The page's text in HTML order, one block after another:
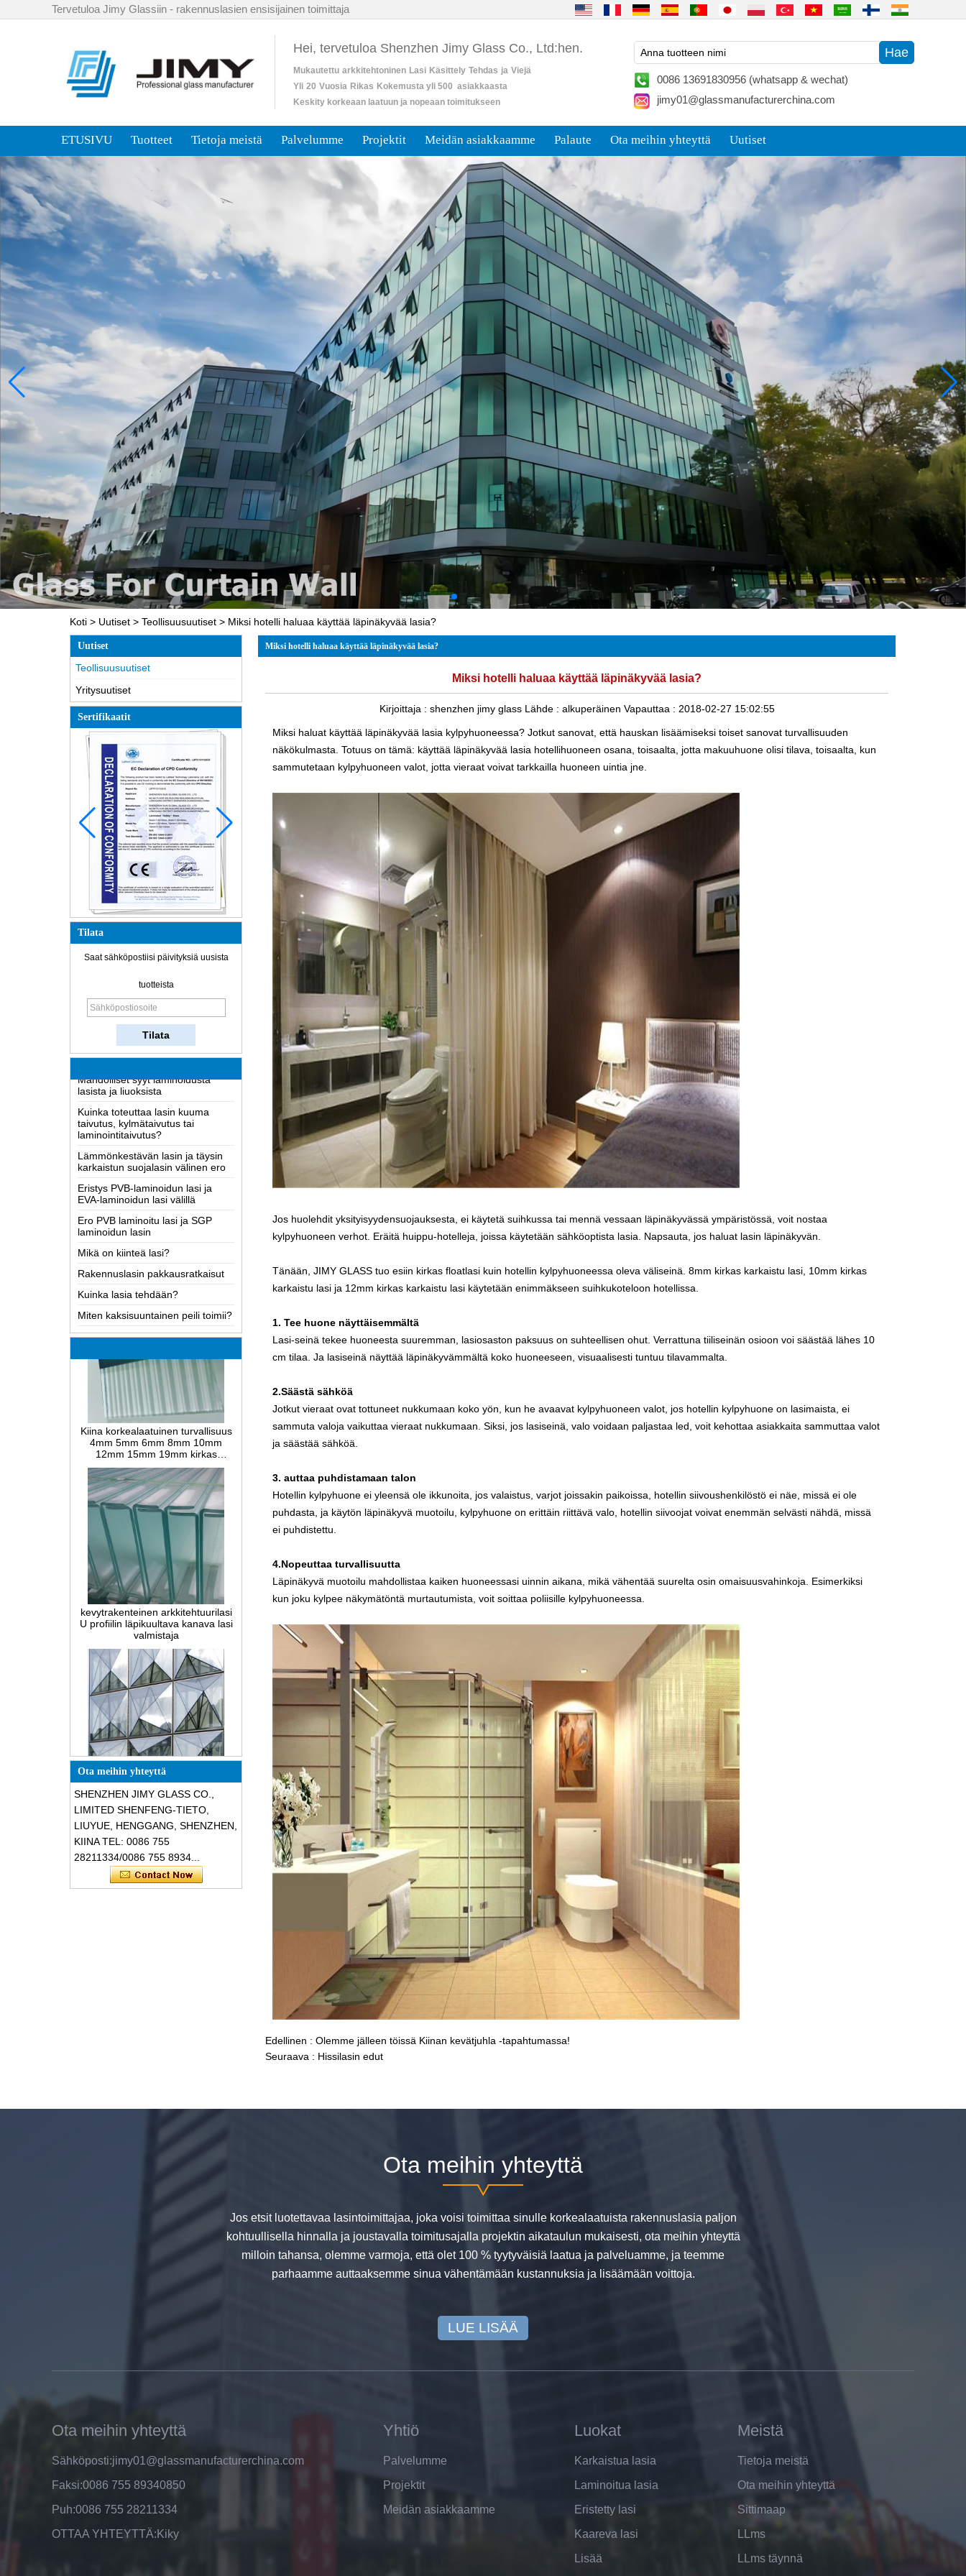
Tervetuloa Jimy Glassiin - rakennuslasien ensisijainen toimittaja
Hei, tervetuloa Shenzhen Jimy Glass Co., Ltd:hen.
Mukautettu arkkitehtoninen Lasi Käsittely Tehdas ja Viejä
Yli 20 Vuosia Rikas Kokemusta yli 500 asiakkaasta
Keskity korkeaan laatuun ja nopeaan toimitukseen
0086 13691830956 (whatsapp & wechat)
jimy01@glassmanufacturerchina.com
ETUSIVU Tuotteet Tietoja meistä Palvelumme Projektit Meidän asiakkaamme Palaute Ota meihin yhteyttä Uutiset
Koti > Uutiset > Teollisuusuutiset > Miksi hotelli haluaa käyttää läpinäkyvää lasia?
Uutiset
Teollisuusuutiset
Yritysuutiset
Sertifikaatit
Tilata
Saat sähköpostiisi päivityksiä uusista
tuotteista
Kuinka lasia tehdään?
Miten kaksisuuntainen peili toimii?
Kattavin Tietoa LOW-E lasi
Mahdolliset syyt laminoidusta
Kuinka toteuttaa lasin kuuma
taivutus, kylmätaivutus tai
laminointitaivutus?
Lämmönkestävän lasin ja täysin
karkaistun suojalasin välinen ero
Eristys PVB-laminoidun lasi ja
EVA-laminoidun lasi välillä
Ero PVB laminoitu lasi ja SGP
laminoidun lasin
Mikä on kiinteä lasi?
Rakennuslasin pakkausratkaisut
Kuinka lasia tehdään?
Miten kaksisuuntainen peili toimii?
Kattavin Tietoa LOW-E lasi
Mahdolliset syyt laminoidusta
Kuinka toteuttaa lasin kuuma
taivutus, kylmätaivutus tai
laminointitaivutus?
Lämmönkestävän lasin ja täysin
karkaistun suojalasin välinen ero
Eristys PVB-laminoidun lasi ja
EVA-laminoidun lasi välillä
Ero PVB laminoitu lasi ja SGP
laminoidun lasin
Mikä on kiinteä lasi?
Rakennuslasin pakkausratkaisut
Kiina korkealaatuinen turvallisuus
4mm 5mm 6mm 8mm 10mm
12mm 15mm 19mm kirkas
karkaistu reeded viilutettu la-wave
kylkilasin valmistajat
kevytrakenteinen arkkitehtuurilasi
U profiilin läpikuultava kanava lasi
valmistaja
Erikoisrakenteiset
kolmionmuotoiset rakenteelliset
äänieristykset särkymätön lasi-
julkisivut
Kiina 88.4 värillinen laminoitua
karkaistua valmistajat, 17.52mm
Top tehtaan Tukkuhintojen 6mm
selkeä Float lasi valmistajan
Ota meihin yhteyttä
SHENZHEN JIMY GLASS CO.,
LIMITED SHENFENG-TIETO,
LIUYUE, HENGGANG, SHENZHEN,
KIINA TEL: 0086 755
28211334/0086 755 8934...
Miksi hotelli haluaa käyttää läpinäkyvää lasia?
Miksi hotelli haluaa käyttää läpinäkyvää lasia?
Kirjoittaja : shenzhen jimy glass Lähde : alkuperäinen Vapauttaa : 2018-02-27 15:02:55
Miksi haluat käyttää läpinäkyvää lasia kylpyhuoneessa? Jotkut sanovat, että hauskan lisäämiseksi toiset sanovat turvallisuuden
näkökulmasta. Totuus on tämä: käyttää läpinäkyvää lasia hotellihuoneen osana, toisaalta, jotta makuuhuone olisi tilava, toisaalta, kun
sammutetaan kylpyhuoneen valot, jotta vieraat voivat tarkkailla huoneen uintia jne.
Jos huolehdit yksityisyydensuojauksesta, ei käytetä suihkussa tai mennä vessaan läpinäkyvässä ympäristössä, voit nostaa
kylpyhuoneen verhot. Eräitä huippu-hotelleja, joissa käytetään sähköoptista lasia. Napsauta, jos haluat lasin läpinäkyvän.
Tänään, JIMY GLASS tuo esiin kirkas floatlasi kuin hotellin kylpyhuoneessa oleva väliseinä. 8mm kirkas karkaistu lasi 10mm kirkas
karkaistu lasi ja 12mm kirkas karkaistu lasi käytetään enimmäkseen suihkukoteloon hotellissa.
1. Tee huone näyttäisemmältä
Lasi-seinä tekee huoneesta suuremman, lasiosaston paksuus on suhteellisen ohut. Verrattuna tiiliseinän osioon voi säästää lähes 10
cm tilaa. Ja lasiseinä näyttää läpinäkyvämmältä koko huoneeseen, visuaalisesti tuntuu tilavammalta.
2.Säästä sähköä
Jotkut vieraat ovat tottuneet nukkumaan koko yön, kun he avaavat kylpyhuoneen valot, jos hotellin kylpyhuone on lasimaista, ei
sammuta valoja vaikuttaa vieraat nukkumaan. Siksi, jos lasiseinä, valo voidaan paljastaa led, voit kehottaa asiakkaita sammuttaa valot
ja säästää sähköä.
3. auttaa puhdistamaan talon
Hotellin kylpyhuone ei yleensä ole ikkunoita, jos valaistus, varjot joissakin paikoissa, hotellin siivoushenkilöstö ei näe, missä ei ole
puhdasta, ja käytön läpinäkyvä muotoilu, kylpyhuone on erittäin riittävä valo, hotellin siivoojat voivat enemmän selvästi nähdä, missä
ei puhdistettu.
4.Nopeuttaa turvallisuutta
Läpinäkyvä muotoilu mahdollistaa kaiken huoneessasi uinnin aikana, mikä vähentää suurelta osin omaisuusvahinkoja. Esimerkiksi
kun joku kylpee näkymätöntä murtautumista, voit soittaa poliisille kylpyhuoneessa.
Edellinen : Olemme jälleen töissä Kiinan kevätjuhla -tapahtumassa!
Seuraava : Hissilasin edut
Ota meihin yhteyttä
Jos etsit luotettavaa lasintoimittajaa, joka voisi toimittaa sinulle korkealaatuista rakennuslasia paljon
kohtuullisella hinnalla ja joustavalla toimitusajalla projektin aikataulun mukaisesti, ota meihin yhteyttä
milloin tahansa, olemme varmoja, että olet 100 % tyytyväisiä laatua ja palveluamme, ja teemme
parhaamme auttaaksemme sinua vähentämään kustannuksia ja lisäämään voittoja.
LUE LISÄÄ
Ota meihin yhteyttä
Sähköposti:jimy01@glassmanufacturerchina.com
Faksi:0086 755 89340850
Puh:0086 755 28211334
OTTAA YHTEYTTÄ: Kiky
Yhtiö
Palvelumme
Projektit
Meidän asiakkaamme
Luokat
Karkaistua lasia
Laminoitua lasia
Eristetty lasi
Kaareva lasi
Lisää
Meistä
Tietoja meistä
Ota meihin yhteyttä
Sittimaap
LLms
LLms täynnä